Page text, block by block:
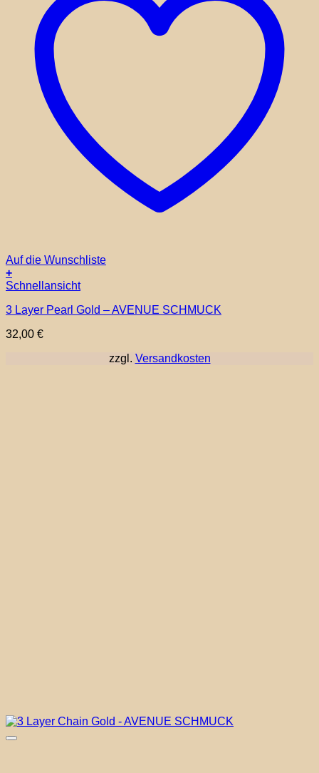
Auf die Wunschliste
+
Schnellansicht
3 Layer Pearl Gold – AVENUE SCHMUCK
32,00 €
zzgl. Versandkosten